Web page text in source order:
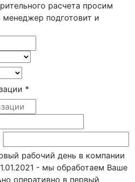
расчета просим
подготовит и
*
рабочий день в компании
- мы обработаем Ваше
оперативно в первый